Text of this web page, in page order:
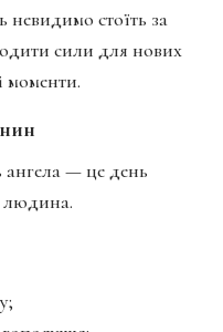
невидимо стоїть за
сили для нових
моменти.
ангела — це день
людина.